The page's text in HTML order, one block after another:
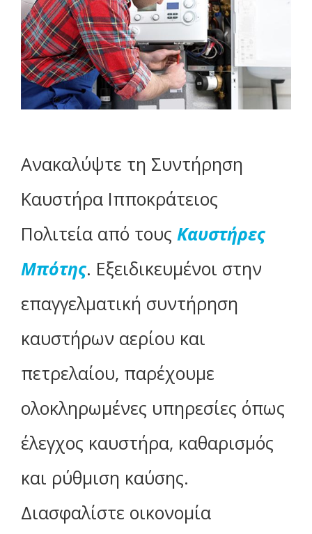
Ανακαλύψτε τη Συντήρηση
Καυστήρα Ιπποκράτειος
Πολιτεία από τους Καυστήρες
Μπότης. Εξειδικευμένοι στην
επαγγελματική συντήρηση
καυστήρων αερίου και
πετρελαίου, παρέχουμε
ολοκληρωμένες υπηρεσίες όπως
έλεγχος καυστήρα, καθαρισμός
και ρύθμιση καύσης.
Διασφαλίστε οικονομία